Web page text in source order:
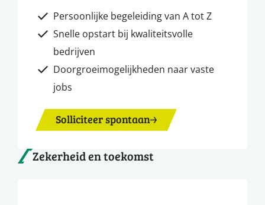
Persoonlijke begeleiding van A tot Z
Snelle opstart bij kwaliteitsvolle
bedrijven
Doorgroeimogelijkheden naar vaste
jobs
Solliciteer spontaan
Zekerheid en toekomst